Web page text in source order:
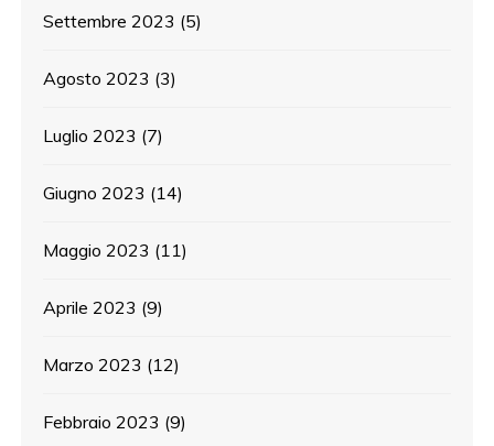
Settembre 2023 (5)
Agosto 2023 (3)
Luglio 2023 (7)
Giugno 2023 (14)
Maggio 2023 (11)
Aprile 2023 (9)
Marzo 2023 (12)
Febbraio 2023 (9)